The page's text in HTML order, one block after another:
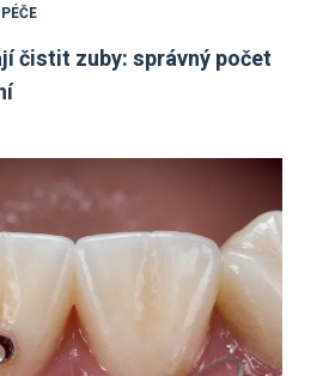
čistit zuby: správný počet